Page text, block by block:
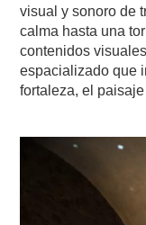
visual y sonoro de
calma hasta una
contenidos
espacializado que
fortaleza, el